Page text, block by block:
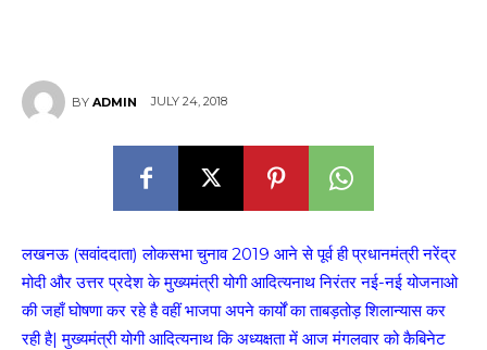
BY ADMIN JULY 24, 2018
लखनऊ (सवांददाता) लोकसभा चुनाव 2019 आने से पूर्व ही प्रधानमंत्री नरेंद्र
मोदी और उत्तर प्रदेश के मुख्यमंत्री योगी आदित्यनाथ निरंतर नई-नई योजनाओ
की जहाँ घोषणा कर रहे है वहीं भाजपा अपने कार्यों का ताबड़तोड़ शिलान्यास कर
रही है| मुख्यमंत्री योगी आदित्यनाथ कि अध्यक्षता में आज मंगलवार को कैबिनेट